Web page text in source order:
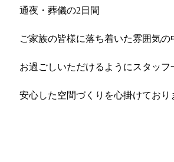
通夜・葬儀の2日間
ご家族の皆様に落ち着いた雰囲気の
お過ごしいただけるようにスタッフ
安心した空間づくりを心掛けており